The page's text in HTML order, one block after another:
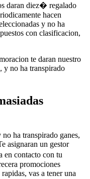
daran diez� regalado
hacen
y no ha
con clasificacion,
te daran nuestro
y no ha transpirado
ha transpirado ganes,
asignaran un gestor
en contacto con tu
promociones
vas a tener una